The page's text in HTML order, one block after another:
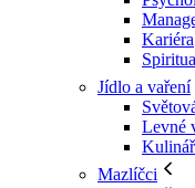
Kariéra
Jídlo a vaření
Levné
Mazlíčci